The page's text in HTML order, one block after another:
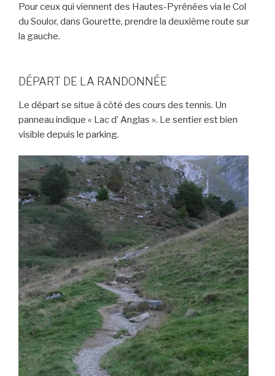
Pour ceux qui viennent des Hautes-Pyrénées via le Col
du Soulor, dans Gourette, prendre la deuxième route sur
la gauche.
DÉPART DE LA RANDONNÉE
Le départ se situe à côté des cours des tennis. Un
panneau indique « Lac d’ Anglas ». Le sentier est bien
visible depuis le parking.